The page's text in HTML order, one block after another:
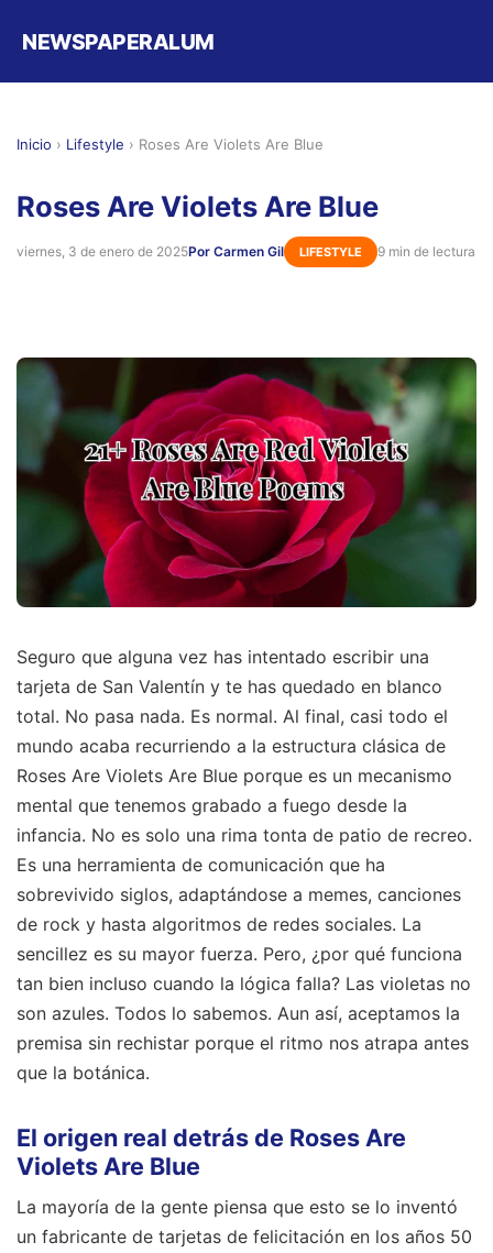
NEWSPAPERALUM
Inicio › Lifestyle › Roses Are Violets Are Blue
Roses Are Violets Are Blue
viernes, 3 de enero de 2025Por Carmen Gil LIFESTYLE 9 min de lectura
Seguro que alguna vez has intentado escribir una
tarjeta de San Valentín y te has quedado en blanco
total. No pasa nada. Es normal. Al final, casi todo el
mundo acaba recurriendo a la estructura clásica de
Roses Are Violets Are Blue porque es un mecanismo
mental que tenemos grabado a fuego desde la
infancia. No es solo una rima tonta de patio de recreo.
Es una herramienta de comunicación que ha
sobrevivido siglos, adaptándose a memes, canciones
de rock y hasta algoritmos de redes sociales. La
sencillez es su mayor fuerza. Pero, ¿por qué funciona
tan bien incluso cuando la lógica falla? Las violetas no
son azules. Todos lo sabemos. Aun así, aceptamos la
premisa sin rechistar porque el ritmo nos atrapa antes
que la botánica.
El origen real detrás de Roses Are
Violets Are Blue
La mayoría de la gente piensa que esto se lo inventó
un fabricante de tarjetas de felicitación en los años 50